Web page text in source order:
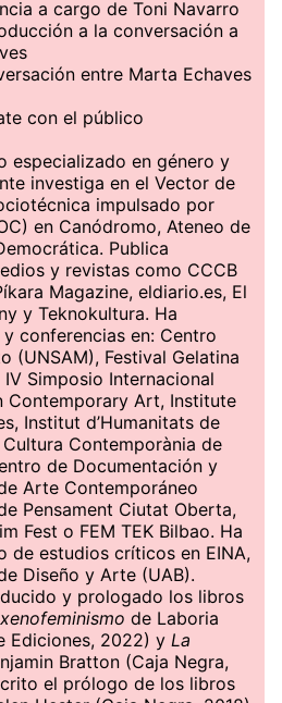
a cargo de Toni Navarro
a la conversación a
entre Marta Echaves
con el público
especializado en género y
investiga en el Vector de
impulsado por
en Canódromo, Ateneo de
Publica
y revistas como CCCB
Magazine, eldiario.es, El
y Teknokultura. Ha
conferencias en: Centro
(UNSAM), Festival Gelatina
Simposio Internacional
Contemporary Art, Institute
Institut d’Humanitats de
Contemporània de
de Documentación y
Arte Contemporáneo
Pensament Ciutat Oberta,
Fest o FEM TEK Bilbao. Ha
de estudios críticos en EINA,
Diseño y Arte (UAB).
y prologado los libros
de Laboria
Ediciones, 2022) y La
Bratton (Caja Negra,
el prólogo de los libros